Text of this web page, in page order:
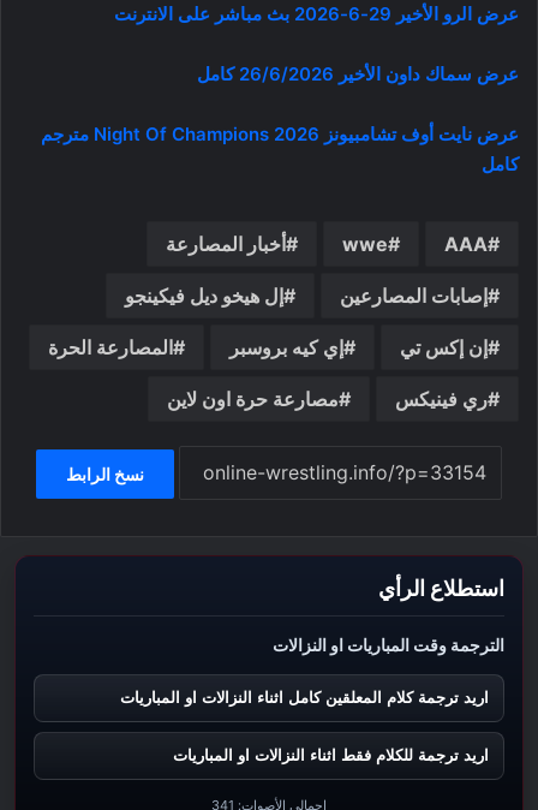
عرض الرو الأخير 29-6-2026 بث مباشر على الانترنت
عرض سماك داون الأخير 26/6/2026 كامل
عرض نايت أوف تشامبيونز Night Of Champions 2026 مترجم
كامل
AAA
wwe أخبار المصارعة
إصابات المصارعين إل هيخو ديل فيكينجو
إن إكس تي إي كيه بروسبر المصارعة الحرة
ري فينيكس مصارعة حرة اون لاين
نسخ الرابط
استطلاع الرأي
الترجمة وقت المباريات او النزالات
اريد ترجمة كلام المعلقين كامل اثناء النزالات او المباريات
اريد ترجمة للكلام فقط اثناء النزالات او المباريات
إجمالي الأصوات: 341